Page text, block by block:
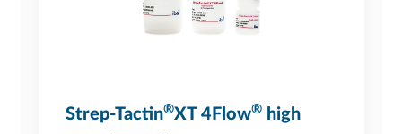
Strep-Tactin®XT 4Flow®high